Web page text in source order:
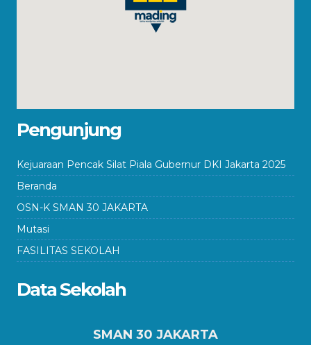
Pengunjung
Kejuaraan Pencak Silat Piala Gubernur DKI Jakarta 2025
Beranda
OSN-K SMAN 30 JAKARTA
Mutasi
FASILITAS SEKOLAH
Data Sekolah
SMAN 30 JAKARTA